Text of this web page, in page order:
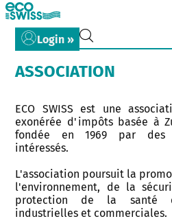
ASSOCIATION
ECO SWISS est une
exonérée d'impôts basée à
fondée en 1969 par des
intéressés.
L'association poursuit la
l'environnement, de la
protection de la santé
industrielles et commerciales.
Login »